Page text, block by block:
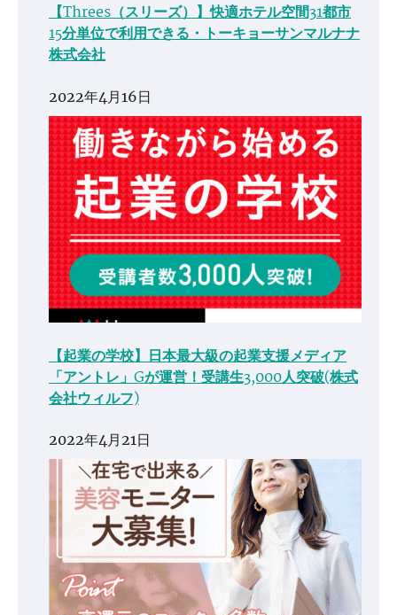
【Threes（スリーズ）】快適ホテル空間31都市
15分単位で利用できる・トーキョーサンマルナナ
株式会社
2022年4月16日
【起業の学校】日本最大級の起業支援メディア
「アントレ」Gが運営！受講生3,000人突破(株式
会社ウィルフ)
2022年4月21日